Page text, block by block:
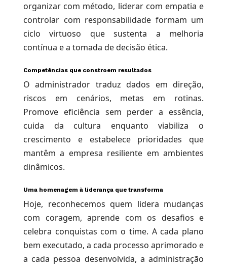
organizar com método, liderar com empatia e
controlar com responsabilidade formam um
ciclo virtuoso que sustenta a melhoria
contínua e a tomada de decisão ética.
Competências que constroem resultados
O administrador traduz dados em direção,
riscos em cenários, metas em rotinas.
Promove eficiência sem perder a essência,
cuida da cultura enquanto viabiliza o
crescimento e estabelece prioridades que
mantêm a empresa resiliente em ambientes
dinâmicos.
Uma homenagem à liderança que transforma
Hoje, reconhecemos quem lidera mudanças
com coragem, aprende com os desafios e
celebra conquistas com o time. A cada plano
bem executado, a cada processo aprimorado e
a cada pessoa desenvolvida, a administração